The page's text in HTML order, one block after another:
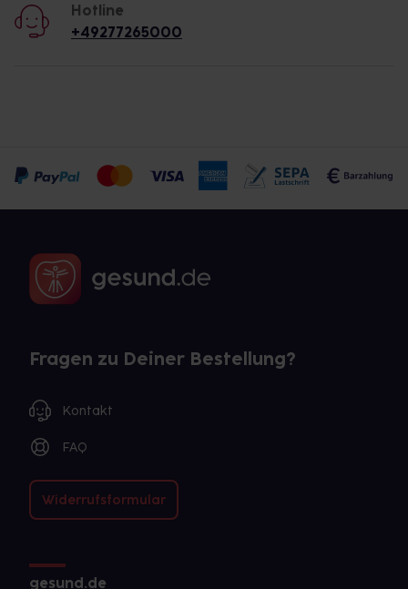
Hotline
+49277265000
Fragen zu Deiner Bestellung?
Kontakt
FAQ
Widerrufsformular
gesund.de